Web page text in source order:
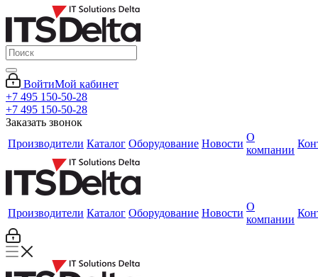
ВойтиМой кабинет
+7 495 150-50-28
+7 495 150-50-28
Заказать звонок
Производители Каталог Оборудование Новости
О
компании
Производители Каталог Оборудование Новости
О
компании